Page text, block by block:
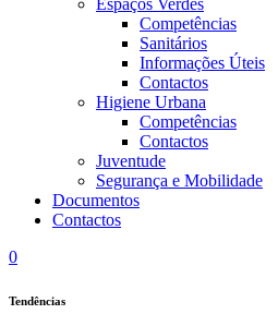
Espaços Verdes
Competências
Sanitários
Informações Úteis
Contactos
Higiene Urbana
Competências
Contactos
Juventude
Segurança e Mobilidade
Documentos
Contactos
0
Tendências